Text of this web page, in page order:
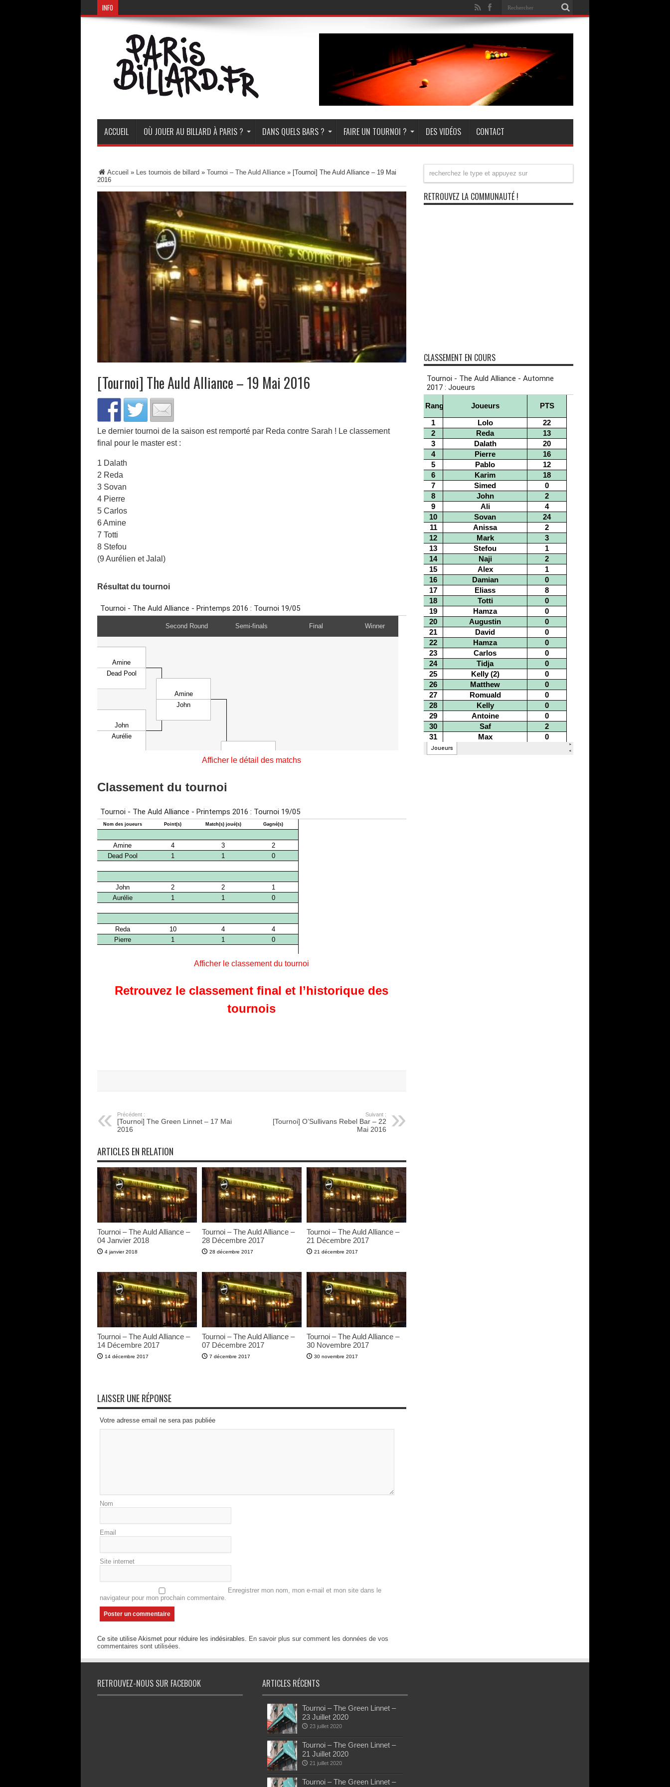
INFO
ACCUEIL OÙ JOUER AU BILLARD À PARIS ? DANS QUELS BARS ? FAIRE UN TOURNOI ? DES VIDÉOS CONTACT
Accueil » Les tournois de billard » Tournoi – The Auld Alliance» [Tournoi] The Auld Alliance – 19 Mai
2016
[Tournoi] The Auld Alliance – 19 Mai 2016
Le dernier tournoi de la saison est remporté par Reda contre Sarah ! Le classement
final pour le master est :
1 Dalath
2 Reda
3 Sovan
4 Pierre
5 Carlos
6 Amine
7 Totti
8 Stefou
(9 Aurélien et Jalal)
Résultat du tournoi
Afficher le détail des matchs
Classement du tournoi
Afficher le classement du tournoi
Retrouvez le classement final et l’historique des
tournois
Précédent :
[Tournoi] The Green Linnet – 17 Mai
2016
Suivant :
[Tournoi] O’Sullivans Rebel Bar – 22
Mai 2016
ARTICLES EN RELATION
Tournoi – The Auld Alliance –
04 Janvier 2018
4 janvier 2018
Tournoi – The Auld Alliance –
28 Décembre 2017
28 décembre 2017
Tournoi – The Auld Alliance –
21 Décembre 2017
21 décembre 2017
Tournoi – The Auld Alliance –
14 Décembre 2017
14 décembre 2017
Tournoi – The Auld Alliance –
07 Décembre 2017
7 décembre 2017
Tournoi – The Auld Alliance –
30 Novembre 2017
30 novembre 2017
LAISSER UNE RÉPONSE
Votre adresse email ne sera pas publiée
Nom
Email
Site internet
Enregistrer mon nom, mon e-mail et mon site dans le
navigateur pour mon prochain commentaire.
Ce site utilise Akismet pour réduire les indésirables. En savoir plus sur comment les données de vos
commentaires sont utilisées.
RETROUVEZ LA COMMUNAUTÉ !
CLASSEMENT EN COURS
RETROUVEZ-NOUS SUR FACEBOOK ARTICLES RÉCENTS
Tournoi – The Green Linnet –
23 Juillet 2020
23 juillet 2020
Tournoi – The Green Linnet –
21 Juillet 2020
21 juillet 2020
Tournoi – The Green Linnet –